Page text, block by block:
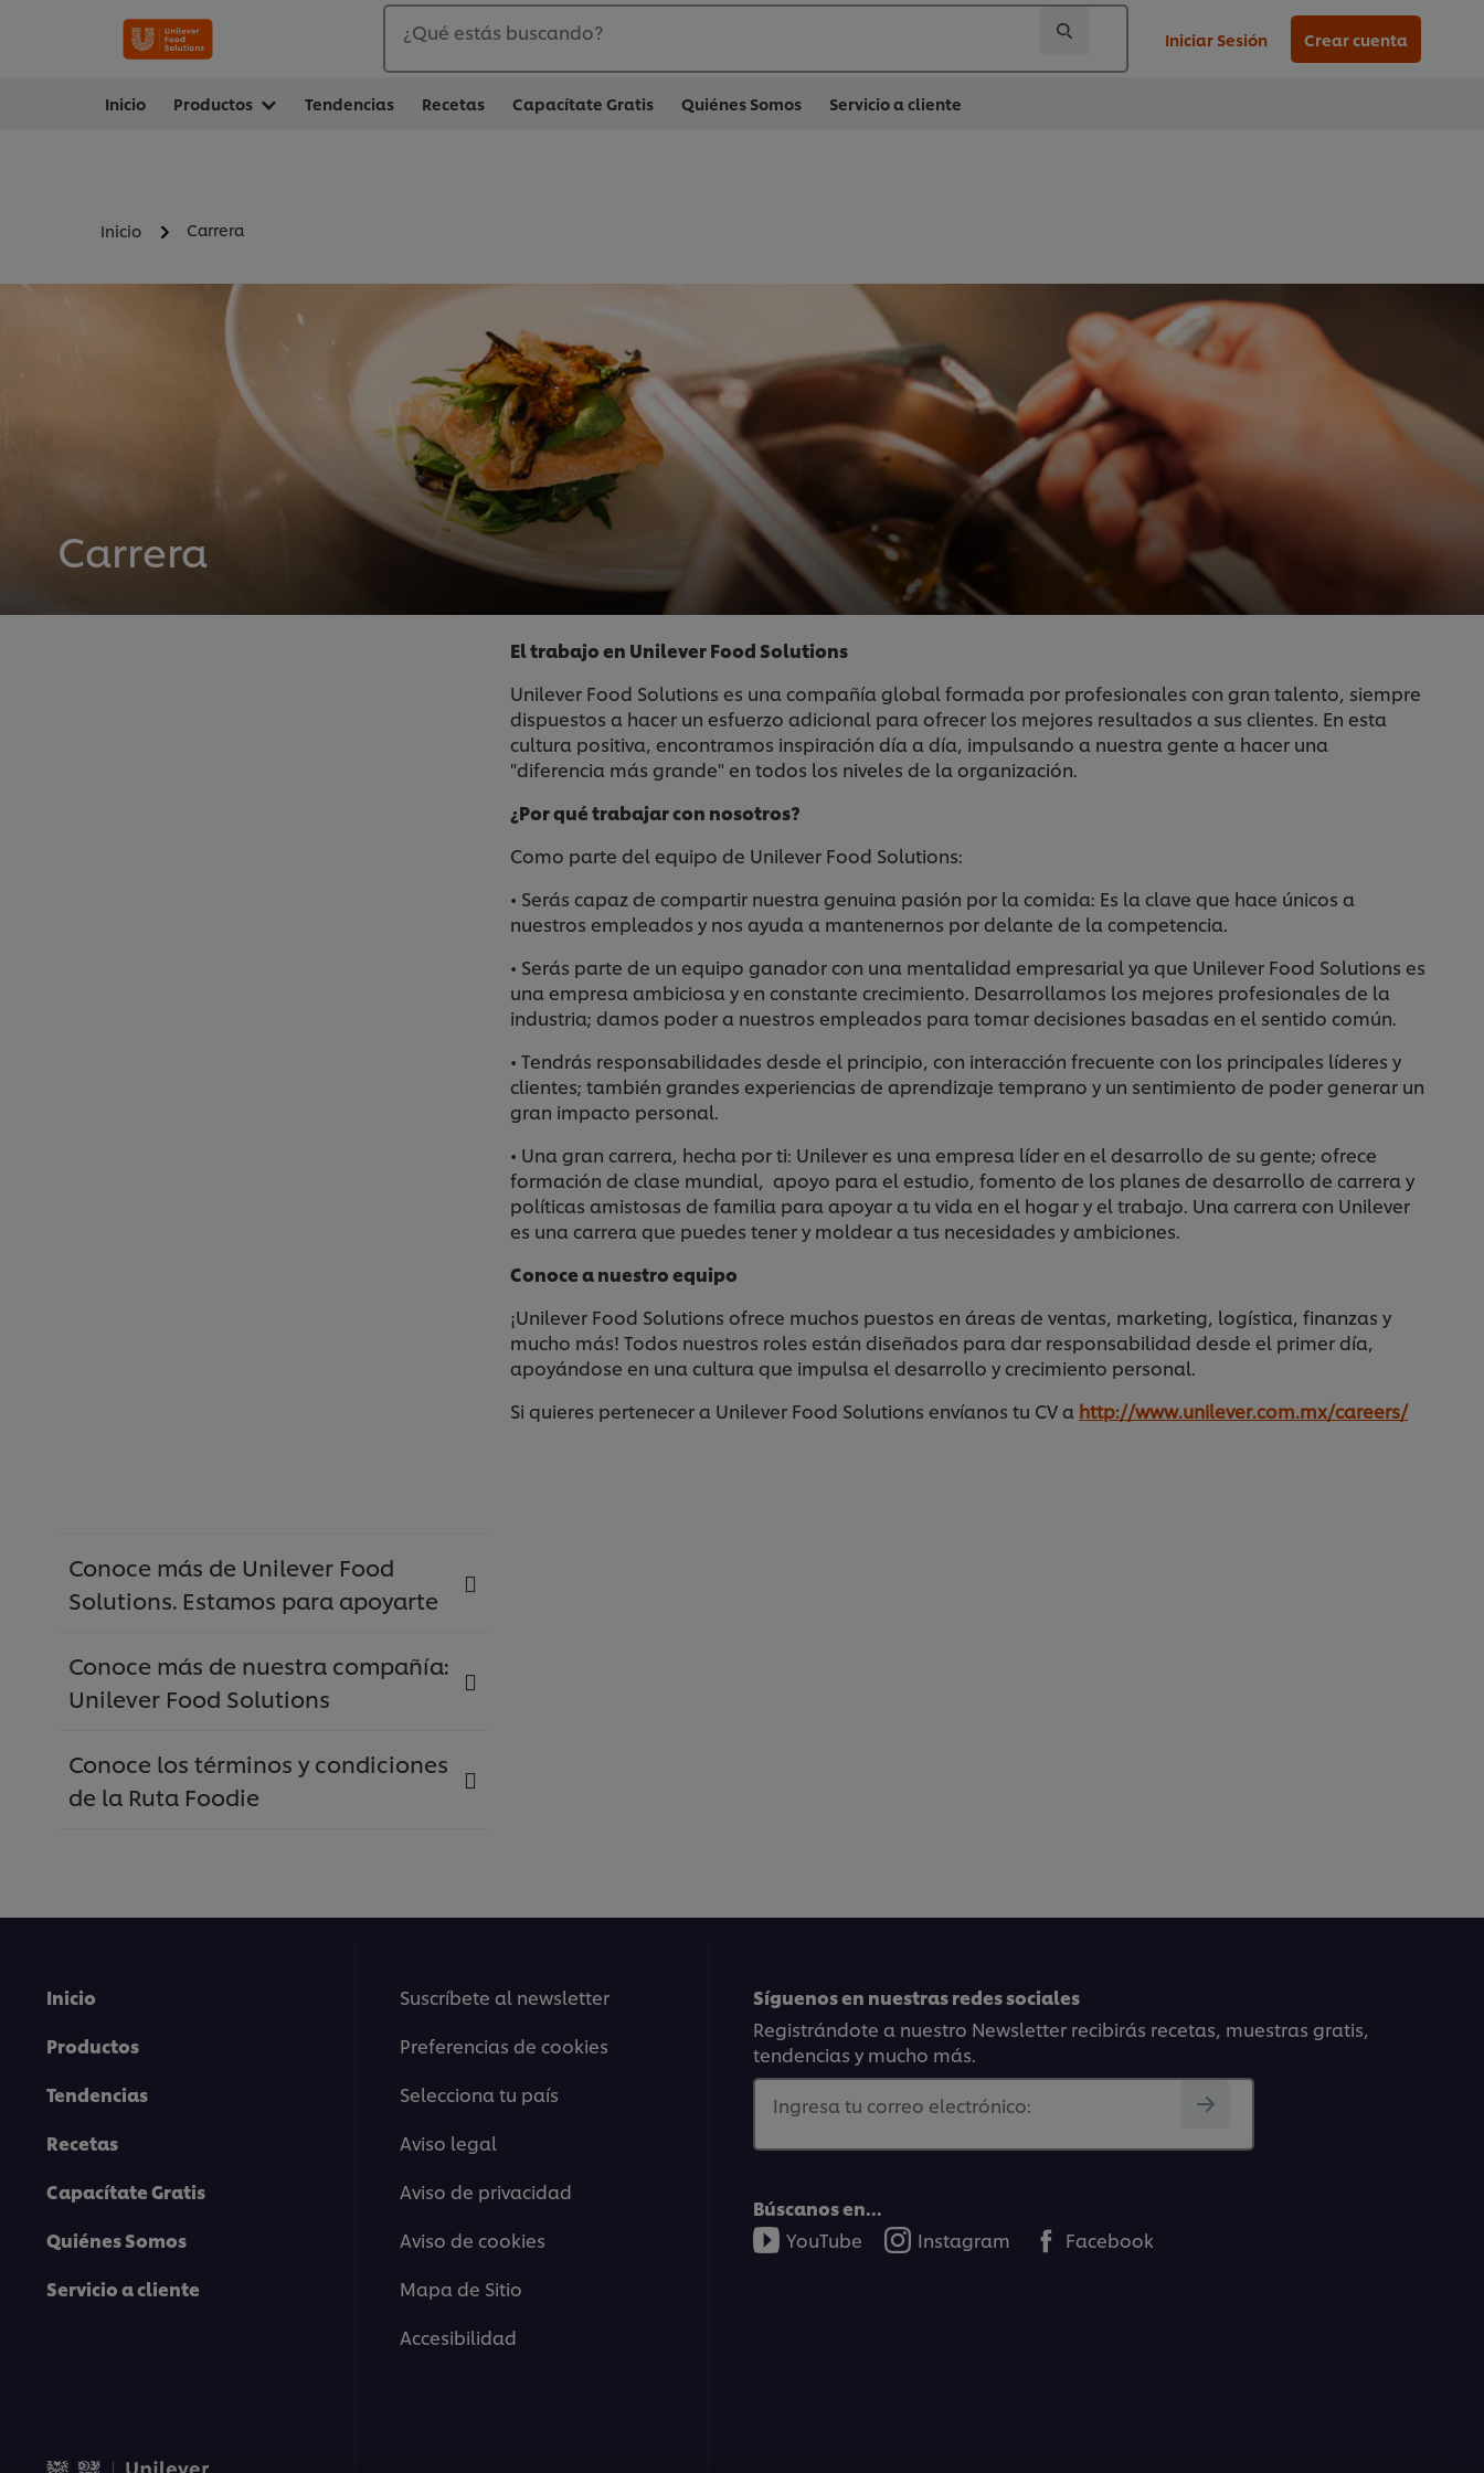
¿Qué estás buscando? Iniciar Sesión Crear cuenta
Inicio Productos Tendencias Recetas Capacítate Gratis Quiénes Somos Servicio a cliente
Inicio Carrera
Carrera
El trabajo en Unilever Food Solutions
Unilever Food Solutions es una compañía global formada por profesionales con gran talento, siempre
dispuestos a hacer un esfuerzo adicional para ofrecer los mejores resultados a sus clientes. En esta
cultura positiva, encontramos inspiración día a día, impulsando a nuestra gente a hacer una
"diferencia más grande" en todos los niveles de la organización.
¿Por qué trabajar con nosotros?
Como parte del equipo de Unilever Food Solutions:
• Serás capaz de compartir nuestra genuina pasión por la comida: Es la clave que hace únicos a
nuestros empleados y nos ayuda a mantenernos por delante de la competencia.
• Serás parte de un equipo ganador con una mentalidad empresarial ya que Unilever Food Solutions es
una empresa ambiciosa y en constante crecimiento. Desarrollamos los mejores profesionales de la
industria; damos poder a nuestros empleados para tomar decisiones basadas en el sentido común.
• Tendrás responsabilidades desde el principio, con interacción frecuente con los principales líderes y
clientes; también grandes experiencias de aprendizaje temprano y un sentimiento de poder generar un
gran impacto personal.
• Una gran carrera, hecha por ti: Unilever es una empresa líder en el desarrollo de su gente; ofrece
formación de clase mundial, apoyo para el estudio, fomento de los planes de desarrollo de carrera y
políticas amistosas de familia para apoyar a tu vida en el hogar y el trabajo. Una carrera con Unilever
es una carrera que puedes tener y moldear a tus necesidades y ambiciones.
Conoce a nuestro equipo
¡Unilever Food Solutions ofrece muchos puestos en áreas de ventas, marketing, logística, finanzas y
mucho más! Todos nuestros roles están diseñados para dar responsabilidad desde el primer día,
apoyándose en una cultura que impulsa el desarrollo y crecimiento personal.
Si quieres pertenecer a Unilever Food Solutions envíanos tu CV a http://www.unilever.com.mx/careers/
Conoce más de Unilever Food
Solutions. Estamos para apoyarte
Conoce más de nuestra compañía:
Unilever Food Solutions
Conoce los términos y condiciones
de la Ruta Foodie
Inicio
Productos
Tendencias
Recetas
Capacítate Gratis
Quiénes Somos
Servicio a cliente
Suscríbete al newsletter
Preferencias de cookies
Selecciona tu país
Aviso legal
Aviso de privacidad
Aviso de cookies
Mapa de Sitio
Accesibilidad
Síguenos en nuestras redes sociales
Registrándote a nuestro Newsletter recibirás recetas, muestras gratis,
tendencias y mucho más.
Ingresa tu correo electrónico:
Búscanos en...
YouTube
Instagram Facebook